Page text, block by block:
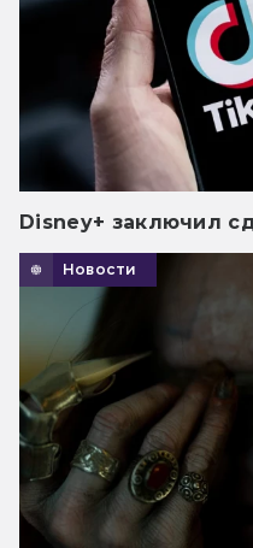
Disney+ заключил
Новости